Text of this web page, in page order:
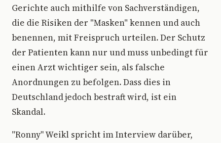
Gerichte auch mithilfe von Sachverständigen,
die die Risiken der "Masken" kennen und auch
benennen, mit Freispruch urteilen. Der Schutz
der Patienten kann nur und muss unbedingt für
einen Arzt wichtiger sein, als falsche
Anordnungen zu befolgen. Dass dies in
Deutschland jedoch bestraft wird, ist ein
Skandal.
"Ronny" Weikl spricht im Interview darüber,